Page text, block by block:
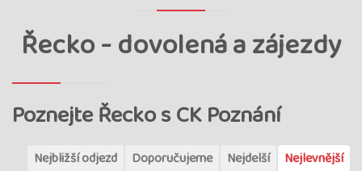
Řecko - dovolená a zájezdy
Poznejte Řecko s CK Poznání
Nejbližší odjezd Doporučujeme Nejdelší
Nejlevnější